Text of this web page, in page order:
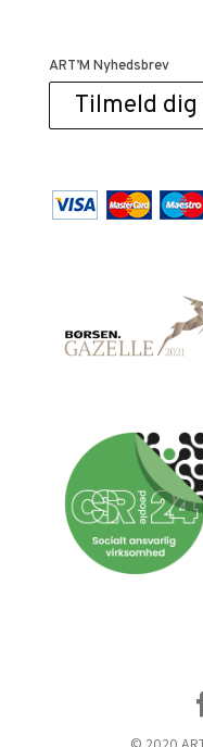
ART’M Nyhedsbrev
Tilmeld dig